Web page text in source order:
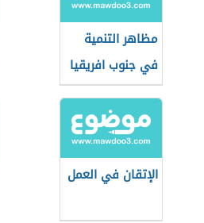
مظاهر التنمية
في جنوب افريقيا
الإتقان في العمل